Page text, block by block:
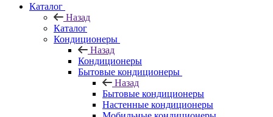
Каталог
Назад
Каталог
Кондиционеры
Назад
Кондиционеры
Бытовые кондиционеры
Назад
Бытовые кондиционеры
Настенные кондиционеры